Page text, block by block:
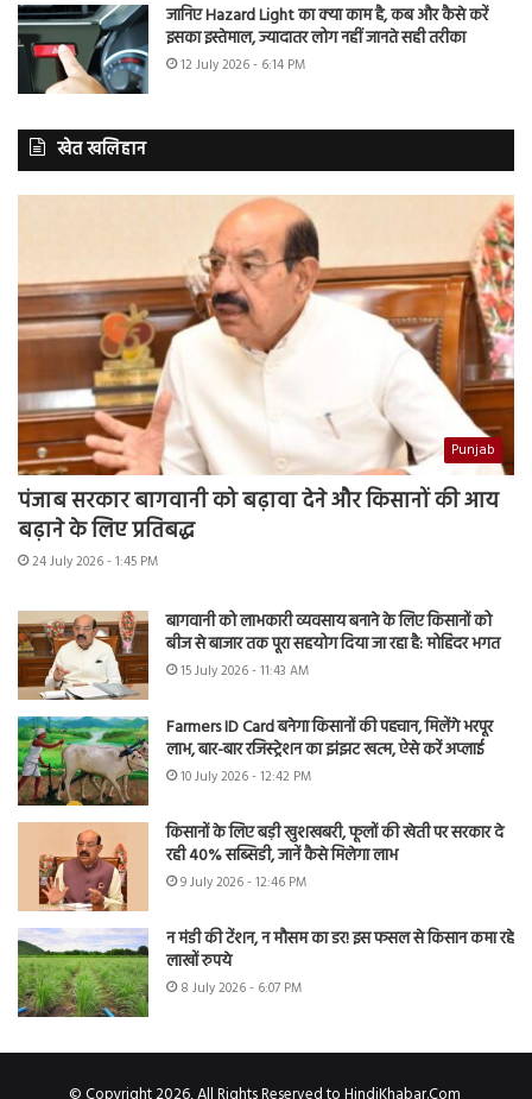
जानिए Hazard Light का क्या काम है, कब और कैसे करें
इसका इस्तेमाल, ज्यादातर लोग नहीं जानते सही तरीका
12 July 2026 - 6:14 PM
खेत खलिहान
Punjab
पंजाब सरकार बागवानी को बढ़ावा देने और किसानों की आय
बढ़ाने के लिए प्रतिबद्ध
24 July 2026 - 1:45 PM
बागवानी को लाभकारी व्यवसाय बनाने के लिए किसानों को
बीज से बाजार तक पूरा सहयोग दिया जा रहा है: मोहिंदर भगत
15 July 2026 - 11:43 AM
Farmers ID Card बनेगा किसानों की पहचान, मिलेंगे भरपूर
लाभ, बार-बार रजिस्ट्रेशन का झंझट खत्म, ऐसे करें अप्लाई
10 July 2026 - 12:42 PM
किसानों के लिए बड़ी खुशखबरी, फूलों की खेती पर सरकार दे
रही 40% सब्सिडी, जानें कैसे मिलेगा लाभ
9 July 2026 - 12:46 PM
न मंडी की टेंशन, न मौसम का डर! इस फसल से किसान कमा रहे
लाखों रुपये
8 July 2026 - 6:07 PM